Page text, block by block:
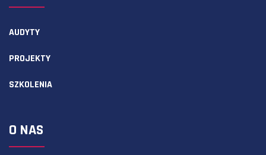
AUDYTY
PROJEKTY
SZKOLENIA
O NAS